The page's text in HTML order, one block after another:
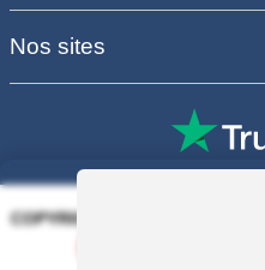
Nos sites
COPYRIGHT 2006 - 2025 -